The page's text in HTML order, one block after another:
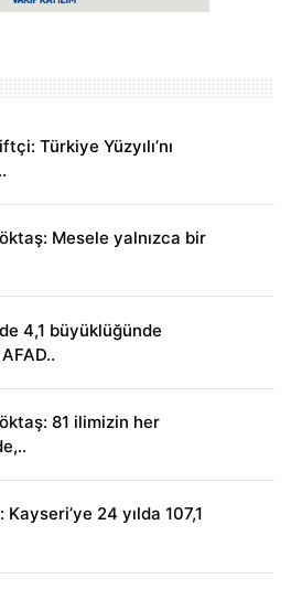
Türkiye Yüzyılı’nı
Mesele yalnızca bir
4,1 büyüklüğünde
81 ilimizin her
Kayseri’ye 24 yılda 107,1